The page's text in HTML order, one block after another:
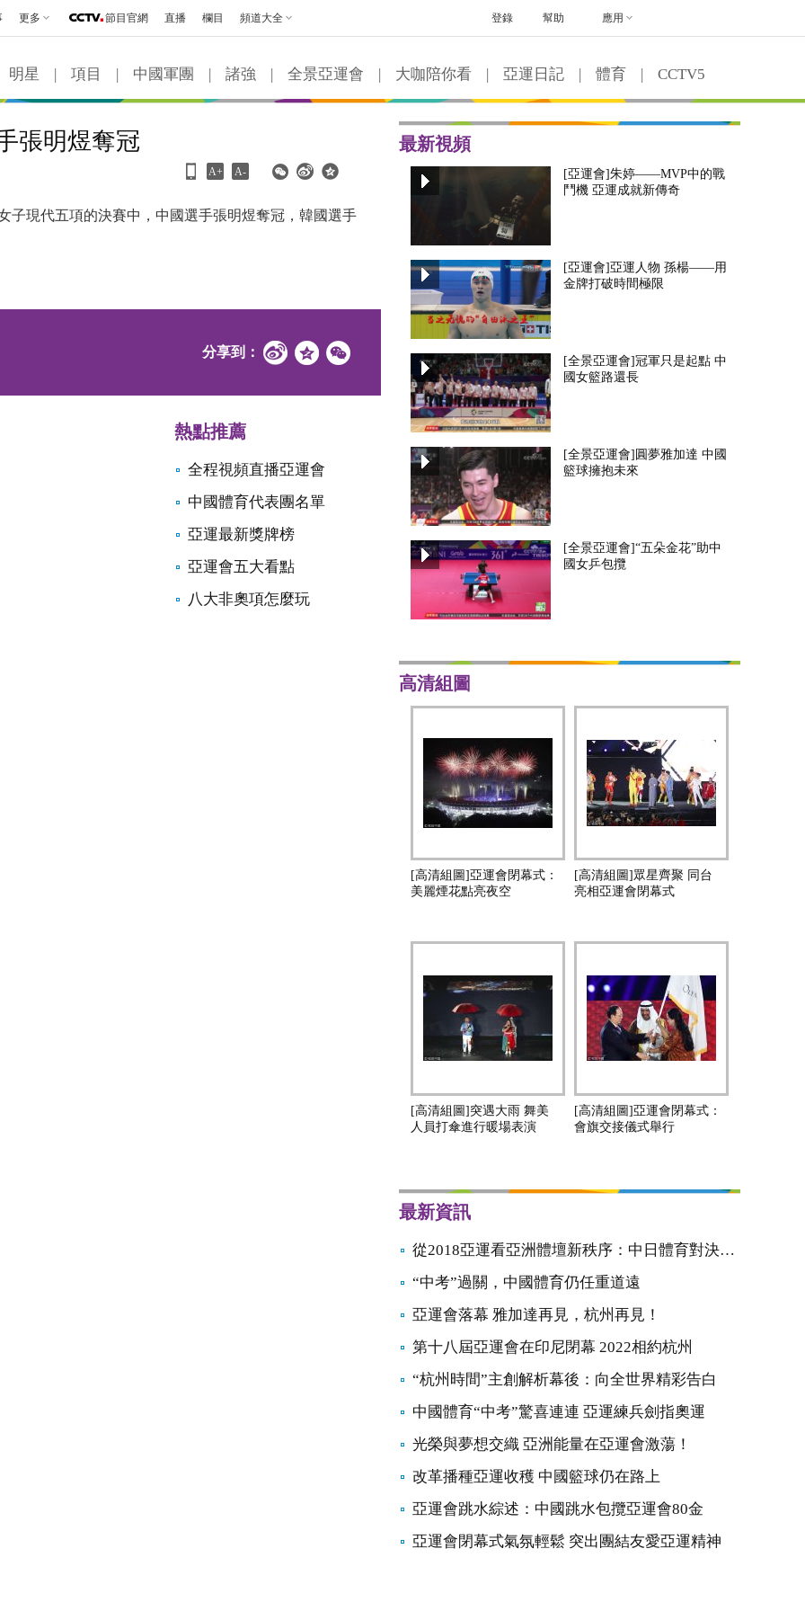
更多 節目官網 直播 欄目 頻道大全 幫助 應用
登錄
明星 | 項目 | 中國軍團 | 諸強 | 全景亞運會 | 大咖陪你看 | 亞運日記 | 體育 | CCTV5
張明煜奪冠
A+ A-
現代五項的決賽中，中國選手張明煜奪冠，韓國選手
分享到：
熱點推薦
全程視頻直播亞運會
中國體育代表團名單
亞運最新獎牌榜
亞運會五大看點
八大非奧項怎麼玩
最新視頻
[亞運會]朱婷——MVP中的戰
鬥機 亞運成就新傳奇
[亞運會]亞運人物 孫楊——用
金牌打破時間極限
[全景亞運會]冠軍只是起點 中
國女籃路還長
[全景亞運會]圓夢雅加達 中國
籃球擁抱未來
[全景亞運會]“五朵金花”助中
國女乒包攬
高清組圖
[高清組圖]亞運會閉幕式：
美麗煙花點亮夜空
[高清組圖]眾星齊聚 同台
亮相亞運會閉幕式
[高清組圖]突遇大雨 舞美
人員打傘進行暖場表演
[高清組圖]亞運會閉幕式：
會旗交接儀式舉行
最新資訊
從2018亞運看亞洲體壇新秩序：中日體育對決開始
“中考”過關，中國體育仍任重道遠
亞運會落幕 雅加達再見，杭州再見！
第十八屆亞運會在印尼閉幕 2022相約杭州
“杭州時間”主創解析幕後：向全世界精彩告白
中國體育“中考”驚喜連連 亞運練兵劍指奧運
光榮與夢想交織 亞洲能量在亞運會激蕩！
改革播種亞運收穫 中國籃球仍在路上
亞運會跳水綜述：中國跳水包攬亞運會80金
亞運會閉幕式氣氛輕鬆 突出團結友愛亞運精神